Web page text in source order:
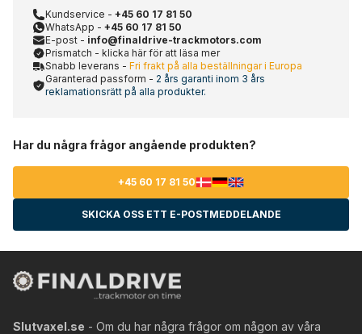
Kundservice - +45 60 17 81 50
WhatsApp - +45 60 17 81 50
E-post - info@finaldrive-trackmotors.com
Prismatch - klicka här för att läsa mer
Snabb leverans - Fri frakt på alla beställningar i Europa
Garanterad passform - 2 års garanti inom 3 års
reklamationsrätt på alla produkter.
Har du några frågor angående produkten?
+45 60 17 81 50
SKICKA OSS ETT E-POSTMEDDELANDE
Slutvaxel.se - Om du har några frågor om någon av våra